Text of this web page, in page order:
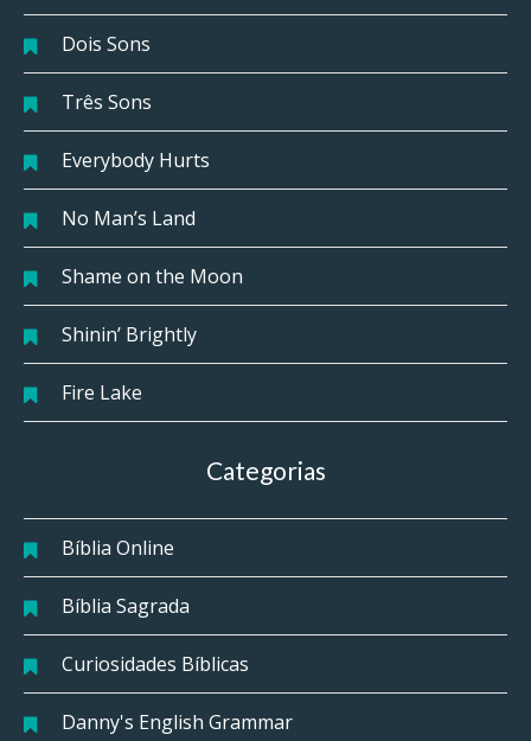
Dois Sons
Três Sons
Everybody Hurts
No Man’s Land
Shame on the Moon
Shinin’ Brightly
Fire Lake
Categorias
Bíblia Online
Bíblia Sagrada
Curiosidades Bíblicas
Danny's English Grammar